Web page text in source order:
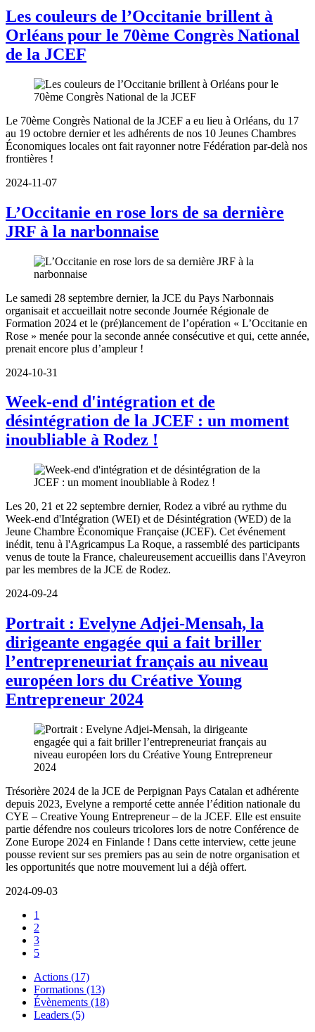
Les couleurs de l’Occitanie brillent à
Orléans pour le 70ème Congrès National
de la JCEF
Le 70ème Congrès National de la JCEF a eu lieu à Orléans, du 17
au 19 octobre dernier et les adhérents de nos 10 Jeunes Chambres
Économiques locales ont fait rayonner notre Fédération par-delà nos
frontières !
2024-11-07
L’Occitanie en rose lors de sa dernière
JRF à la narbonnaise
Le samedi 28 septembre dernier, la JCE du Pays Narbonnais
organisait et accueillait notre seconde Journée Régionale de
Formation 2024 et le (pré)lancement de l’opération « L’Occitanie en
Rose » menée pour la seconde année consécutive et qui, cette année,
prenait encore plus d’ampleur !
2024-10-31
Week-end d'intégration et de
désintégration de la JCEF : un moment
inoubliable à Rodez !
Les 20, 21 et 22 septembre dernier, Rodez a vibré au rythme du
Week-end d'Intégration (WEI) et de Désintégration (WED) de la
Jeune Chambre Économique Française (JCEF). Cet événement
inédit, tenu à l'Agricampus La Roque, a rassemblé des participants
venus de toute la France, chaleureusement accueillis dans l'Aveyron
par les membres de la JCE de Rodez.
2024-09-24
Portrait : Evelyne Adjei-Mensah, la
dirigeante engagée qui a fait briller
l’entrepreneuriat français au niveau
européen lors du Créative Young
Entrepreneur 2024
Trésorière 2024 de la JCE de Perpignan Pays Catalan et adhérente
depuis 2023, Evelyne a remporté cette année l’édition nationale du
CYE – Creative Young Entrepreneur – de la JCEF. Elle est ensuite
partie défendre nos couleurs tricolores lors de notre Conférence de
Zone Europe 2024 en Finlande ! Dans cette interview, cette jeune
pousse revient sur ses premiers pas au sein de notre organisation et
les opportunités que notre mouvement lui a déjà offert.
2024-09-03
1
2
3
5
Actions (17)
Formations (13)
Évènements (18)
Leaders (5)